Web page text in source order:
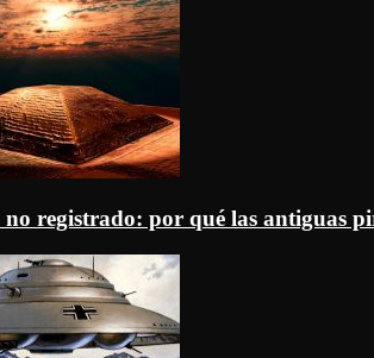
registrado: por qué las antiguas